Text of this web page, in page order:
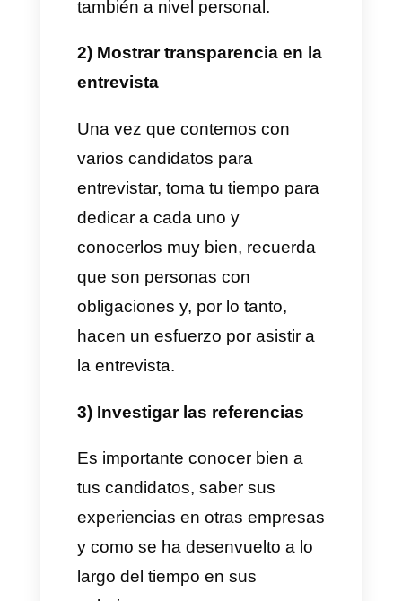
habilidades, un buen agente de
que acabamos de mencionar.
Asegúrate que tus agentes
cuenten con la mayoría y
tengan la mejor actitud posible.
5 tips efectivos para
elegir al mejor
atención al cliente
Aunque el puesto de atención
al cliente en la mayoría de las
empresas es un puesto básico.